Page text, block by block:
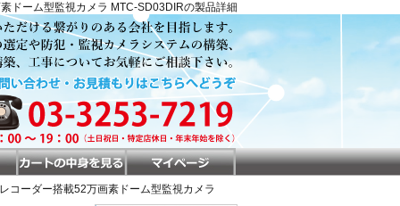
ドーム型監視カメラ MTC-SD03DIRの製品詳細
コーダー搭載52万画素ドーム型監視カメラ